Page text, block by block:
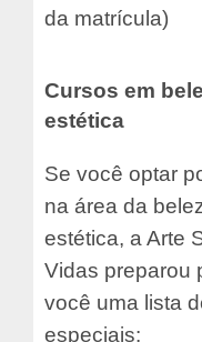
da matrícula)
Cursos em
estética
Se você optar
na área da
estética, a Arte
Vidas preparou
você uma lista
especiais: